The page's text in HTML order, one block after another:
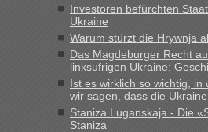
Berichte und Reisetipps • Re:
Grenzübergang zwischen Polen
schnellsten?
„Derzeit, ist es überall sehr voll an
Polen. Zb. Krakovets 100 PKW ca.
Montag rüber, versuchen es sehr
Investoren befürchten
Ukraine
Warum stürzt die Hrywnja
Das Magdeburger Recht
linksufrigen Ukraine:
Ist es wirklich so wichtig, in
wir sagen, dass die
Staniza Luganskaja - Die
Staniza